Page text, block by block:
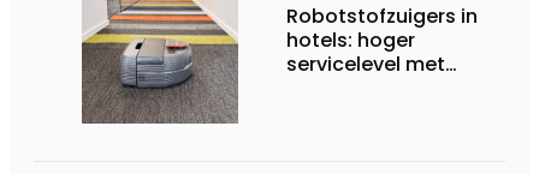
Robotstofzuigers in
hotels: hoger
servicelevel met